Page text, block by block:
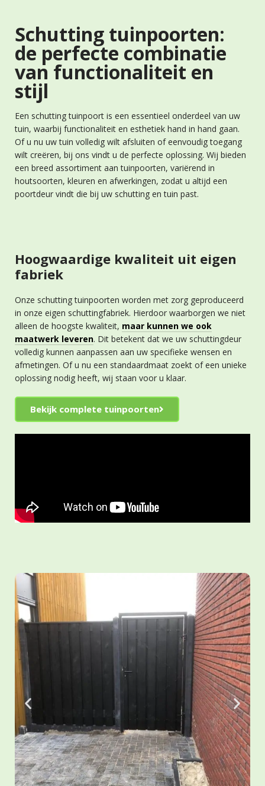
Schutting tuinpoorten:
de perfecte combinatie
van functionaliteit en
stijl
Een schutting tuinpoort is een essentieel onderdeel van uw
tuin, waarbij functionaliteit en esthetiek hand in hand gaan.
Of u nu uw tuin volledig wilt afsluiten of eenvoudig toegang
wilt creëren, bij ons vindt u de perfecte oplossing. Wij bieden
een breed assortiment aan tuinpoorten, variërend in
houtsoorten, kleuren en afwerkingen, zodat u altijd een
poortdeur vindt die bij uw schutting en tuin past.
Hoogwaardige kwaliteit uit eigen
fabriek
Onze schutting tuinpoorten worden met zorg geproduceerd
in onze eigen schuttingfabriek. Hierdoor waarborgen we niet
alleen de hoogste kwaliteit, maar kunnen we ook
maatwerk leveren. Dit betekent dat we uw schuttingdeur
volledig kunnen aanpassen aan uw specifieke wensen en
afmetingen. Of u nu een standaardmaat zoekt of een unieke
oplossing nodig heeft, wij staan voor u klaar.
Bekijk complete tuinpoorten